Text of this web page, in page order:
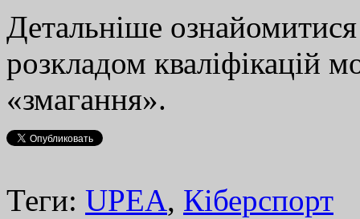
Детальніше
розкладом кваліфікацій
«змагання».
Теги: UPEA, Кіберспорт